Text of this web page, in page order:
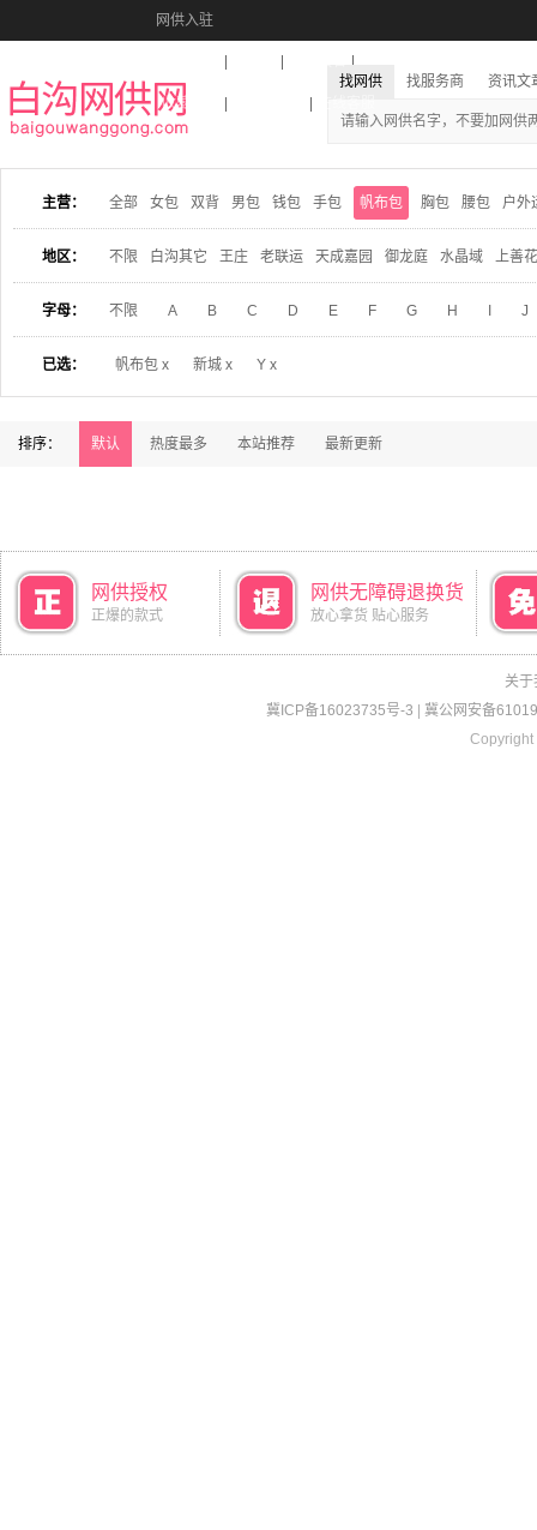
网供入驻
收藏本站
找网供 找服务商 资讯文
主营： 全部 女包 双背 男包 钱包 手包 帆布包 胸包 腰包 户外
地区： 不限 白沟其它 王庄 老联运 天成嘉园 御龙庭 水晶域 上善
字母： 不限 A B C D E F G H J
已选： 帆布包 x 新城 x Y x
排序： 默认 热度最多 本站推荐 最新更新
网供授权
正爆的款式
网供无障碍退换货
放心拿货 贴心服务
关于
冀ICP备16023735号-3
冀公网安备